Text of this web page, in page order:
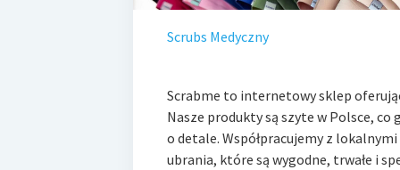
Scrubs Medyczny
Scrabme to internetowy sklep
Nasze produkty są szyte w Polsce,
o detale. Współpracujemy z
ubrania, które są wygodne, trwałe i